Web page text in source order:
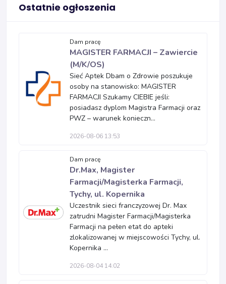
Ostatnie ogłoszenia
Dam pracę
MAGISTER FARMACJI – Zawiercie
(M/K/OS)
Sieć Aptek Dbam o Zdrowie poszukuje
osoby na stanowisko: MAGISTER
FARMACJI Szukamy CIEBIE jeśli:
posiadasz dyplom Magistra Farmacji oraz
PWZ – warunek konieczn...
2026-08-06 13:53
Dam pracę
Dr.Max, Magister
Farmacji/Magisterka Farmacji,
Tychy, ul. Kopernika
Uczestnik sieci franczyzowej Dr. Max
zatrudni Magister Farmacji/Magisterka
Farmacji na pełen etat do apteki
zlokalizowanej w miejscowości Tychy, ul.
Kopernika ...
2026-08-04 14:02